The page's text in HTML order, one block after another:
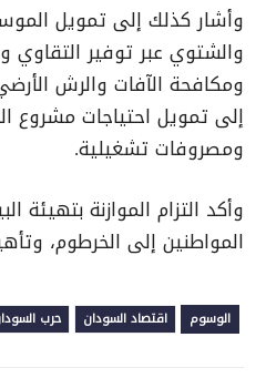
وأشار كذلك إلى تمويل
والشتوي عبر توفير التقاوي
ومكافحة الآفات والرش
إلى تمويل احتياجات مشروع
ومصروفات تشغيلية.
وأكد التزام الموازنة بتهيئة
المواطنين إلى الخرطوم،
الوسوم اقتصاد السودان حرب